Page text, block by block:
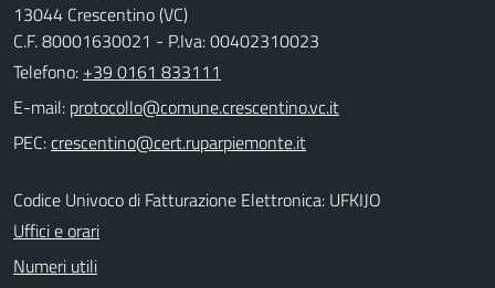
13044 Crescentino (VC)
C.F. 80001630021 - P.Iva: 00402310023
Telefono: +39 0161 833111
E-mail:
PEC:
Codice Univoco di Fatturazione Elettronica: UFKIJO
Uffici e orari
Numeri utili